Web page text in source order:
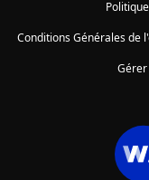
Conditions Générales de